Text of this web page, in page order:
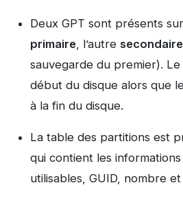
Deux GPT sont présents
primaire, l’autre secondaire
sauvegarde du premier).
début du disque alors que
à la fin du disque.
La table des partitions est
qui contient les
utilisables, GUID, nombre